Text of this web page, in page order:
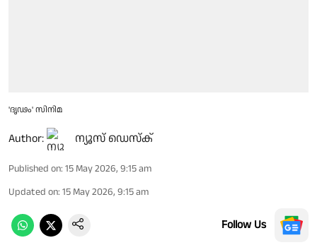
'ദൃഢം' സിനിമ
Author: ന്യൂസ് ഡെസ്ക്
Published on: 15 May 2026, 9:15 am
Updated on: 15 May 2026, 9:15 am
Follow Us